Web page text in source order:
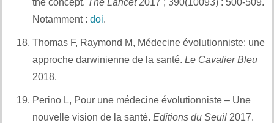
Notamment : doi.
Thomas F, Raymond M, Médecine évolutionniste: une
approche darwinienne de la santé. Le Cavalier Bleu
2018.
Perino L, Pour une médecine évolutionniste – Une
nouvelle vision de la santé. Editions du Seuil 2017.